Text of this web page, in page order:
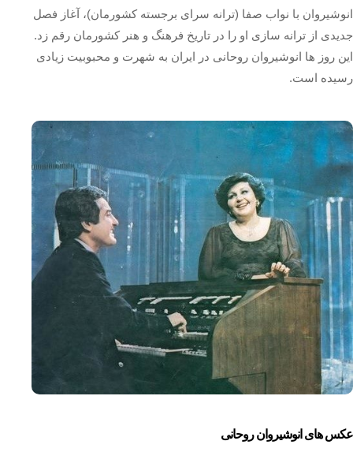
انوشیروان با نواب صفا (ترانه سرای برجسته کشورمان)، آغاز فصل
جدیدی از ترانه سازی او را در تاریخ فرهنگ و هنر کشورمان رقم زد.
این روز ها انوشیروان روحانی در ایران به شهرت و محبوبیت زیادی
رسیده است.
عکس های انوشیروان روحانی